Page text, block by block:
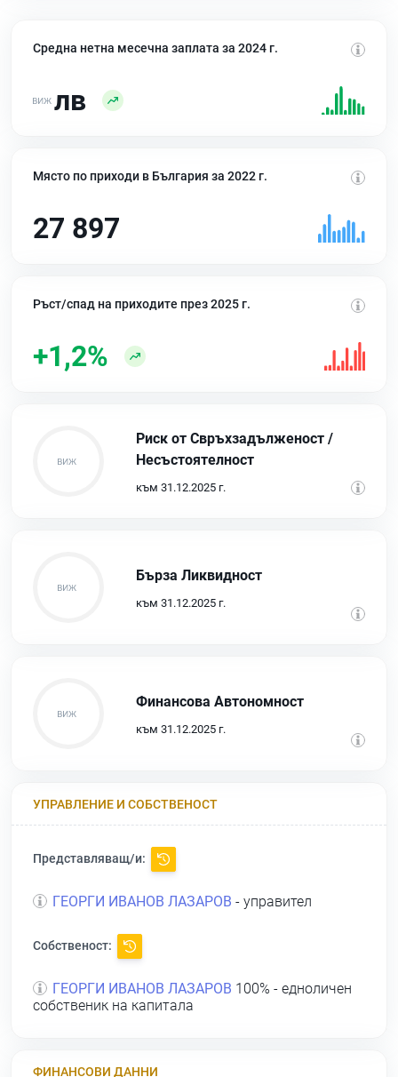
Средна нетна месечна заплата за 2024 г.
лв
Място по приходи в България за 2022 г.
27 897
Ръст/спад на приходите през 2025 г.
+1,2%
Риск от Свръхзадълженост /
Несъстоятелност
към 31.12.2025 г.
Бърза Ликвидност
към 31.12.2025 г.
Финансова Автономност
към 31.12.2025 г.
УПРАВЛЕНИЕ И СОБСТВЕНОСТ
Представляващ/и:
ГЕОРГИ ИВАНОВ ЛАЗАРОВ - управител
Собственост:
ГЕОРГИ ИВАНОВ ЛАЗАРОВ 100% - едноличен
собственик на капитала
ФИНАНСОВИ ДАННИ